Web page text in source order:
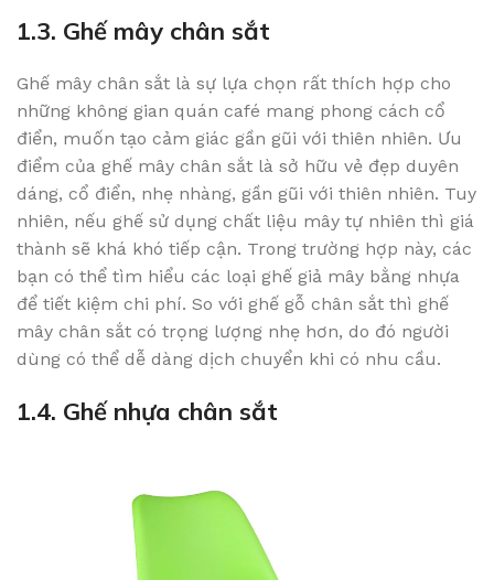
1.3. Ghế mây chân sắt
Ghế mây chân sắt là sự lựa chọn rất thích hợp cho
những không gian quán café mang phong cách cổ
điển, muốn tạo cảm giác gần gũi với thiên nhiên. Ưu
điểm của ghế mây chân sắt là sở hữu vẻ đẹp duyên
dáng, cổ điển, nhẹ nhàng, gần gũi với thiên nhiên. Tuy
nhiên, nếu ghế sử dụng chất liệu mây tự nhiên thì giá
thành sẽ khá khó tiếp cận. Trong trường hợp này, các
bạn có thể tìm hiểu các loại ghế giả mây bằng nhựa
để tiết kiệm chi phí. So với ghế gỗ chân sắt thì ghế
mây chân sắt có trọng lượng nhẹ hơn, do đó người
dùng có thể dễ dàng dịch chuyển khi có nhu cầu.
1.4. Ghế nhựa chân sắt